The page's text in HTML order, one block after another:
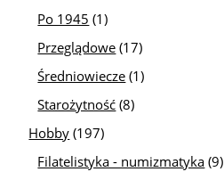
Po 1945 (1)
Przeglądowe (17)
Średniowiecze (1)
Starożytność (8)
Hobby (197)
Filatelistyka - numizmatyka (9)